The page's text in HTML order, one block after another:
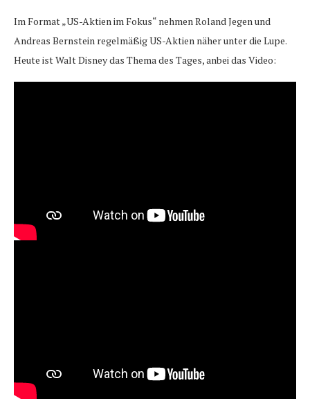
Im Format „US-Aktien im Fokus“ nehmen Roland Jegen und
Andreas Bernstein regelmäßig US-Aktien näher unter die Lupe.
Heute ist Walt Disney das Thema des Tages, anbei das Video: